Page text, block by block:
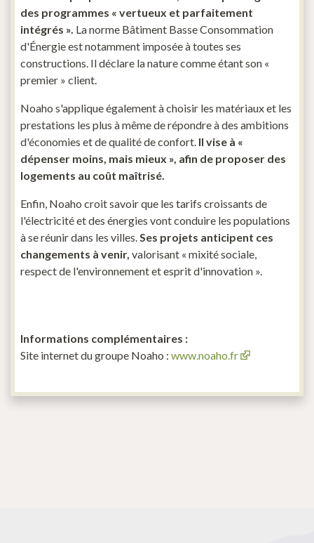
des programmes « vertueux et parfaitement
intégrés ». La norme Bâtiment Basse Consommation
d'Énergie est notamment imposée à toutes ses
constructions. Il déclare la nature comme étant son «
premier » client.
Noaho s'applique également à choisir les matériaux et les
prestations les plus à même de répondre à des ambitions
d'économies et de qualité de confort. Il vise à «
dépenser moins, mais mieux », afin de proposer des
logements au coût maîtrisé.
Enfin, Noaho croit savoir que les tarifs croissants de
l'électricité et des énergies vont conduire les populations
à se réunir dans les villes.Ses projets anticipent ces
changements à venir, valorisant « mixité sociale,
respect de l'environnement et esprit d'innovation ».
Informations complémentaires :
Site internet du groupe Noaho : www.noaho.fr